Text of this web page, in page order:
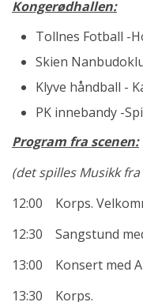
Kongerødhallen:
Tollnes Fotball -
Skien
Klyve håndball -
PK innebandy -
Program fra scenen:
(det spilles Musikk
12:00 Korps.
12:30 Sangstund
13:00 Konsert med
13:30 Korps.